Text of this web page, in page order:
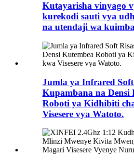
Kutayarisha vinyago
kurekodi sauti vya
na utendaji wa
Jumla ya Infrared Soft
Kupambana na Densi
Roboti ya Kidhibiti
Visesere vya Watoto.